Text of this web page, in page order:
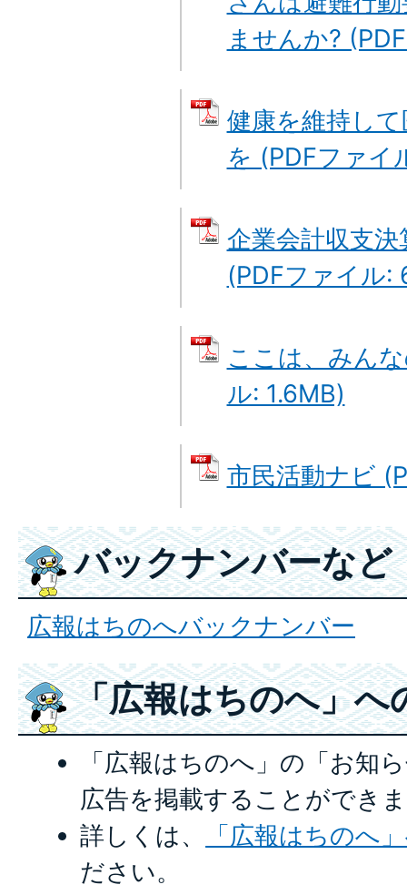
ませんか?
健康を維持し
を (PDFファイ
企業会計収支
(PDFファイル:
ここは、みん
ル: 1.6MB)
市民活動ナビ
バックナンバーなど
広報はちのへバックナンバー
「広報はちのへ」へ
「広報はちのへ」の「お知
広告を掲載することができ
詳しくは、
「広報はちのへ
ださい。